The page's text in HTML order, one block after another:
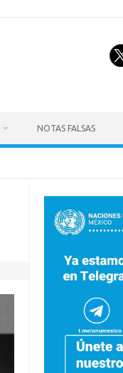
NOTAS FALSAS